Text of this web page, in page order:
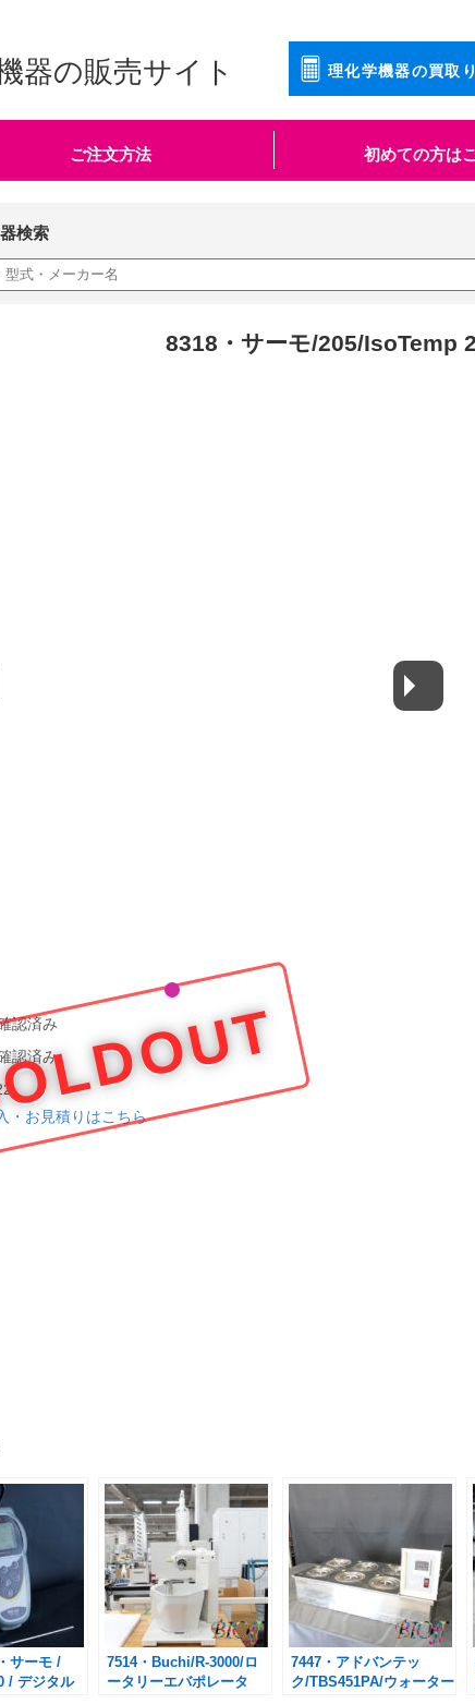
器の販売サイト 理化学機器の買取り
ご注文方法 初めての方は
検索
8318・サーモ/205/IsoTemp
認済み
認済み
・お見積りはこちら
サーモ /
/ デジタル
7514・Buchi/R-3000/ロ
ータリーエバポレータ
7447・アドバンテッ
ク/TBS451PA/ウォーター